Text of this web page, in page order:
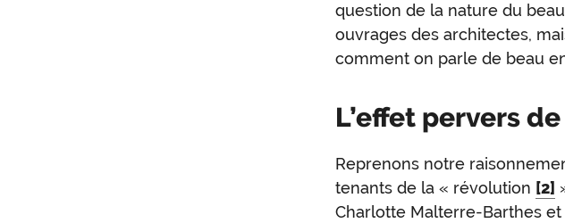
question de la nature du
ouvrages des architectes,
comment on parle de beau
L’effet pervers
Reprenons notre
tenants de la « révolution [2]
Charlotte Malterre-Barthes et